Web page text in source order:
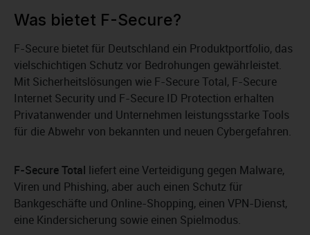
Was bietet F-Secure?
F-Secure bietet für Deutschland ein Produktportfolio, das
vielschichtigen Schutz vor Bedrohungen gewährleistet.
Mit Sicherheitslösungen wie F-Secure Total, F-Secure
Internet Security und F-Secure ID Protection erhalten
Privatanwender und Unternehmen leistungsstarke Tools
für die Abwehr von bekannten und neuen Cybergefahren.
F-Secure Total liefert eine Verteidigung gegen Malware,
Viren und Phishing, aber auch einen Schutz für
Bankgeschäfte und Online-Shopping, einen VPN-Dienst,
eine Kindersicherung sowie einen Spielmodus.